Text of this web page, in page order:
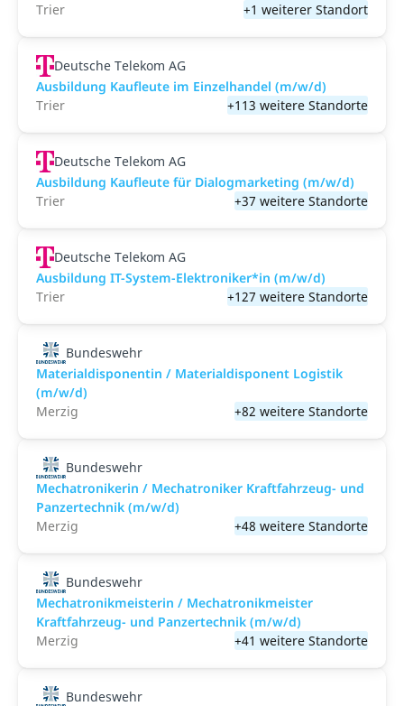
Trier
+1 weiterer Standort
Deutsche Telekom AG
Ausbildung Kaufleute im Einzelhandel (m/w/d)
Trier
+113 weitere Standorte
Deutsche Telekom AG
Ausbildung Kaufleute für Dialogmarketing (m/w/d)
Trier
+37 weitere Standorte
Deutsche Telekom AG
Ausbildung IT-System-Elektroniker*in (m/w/d)
Trier
+127 weitere Standorte
Bundeswehr
Materialdisponentin / Materialdisponent Logistik
(m/w/d)
Merzig
+82 weitere Standorte
Bundeswehr
Mechatronikerin / Mechatroniker Kraftfahrzeug- und
Panzertechnik (m/w/d)
Merzig
+48 weitere Standorte
Bundeswehr
Mechatronikmeisterin / Mechatronikmeister
Kraftfahrzeug- und Panzertechnik (m/w/d)
Merzig
+41 weitere Standorte
Bundeswehr